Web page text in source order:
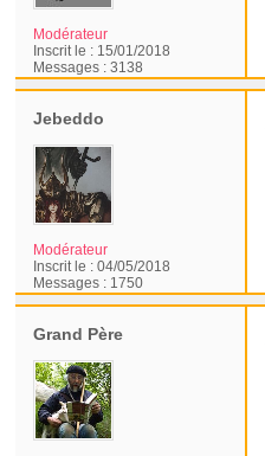
Modérateur
Inscrit le : 15/01/2018
Messages :3138
Jebeddo
Modérateur
Inscrit le :04/05/2018
Messages : 1750
Grand Père